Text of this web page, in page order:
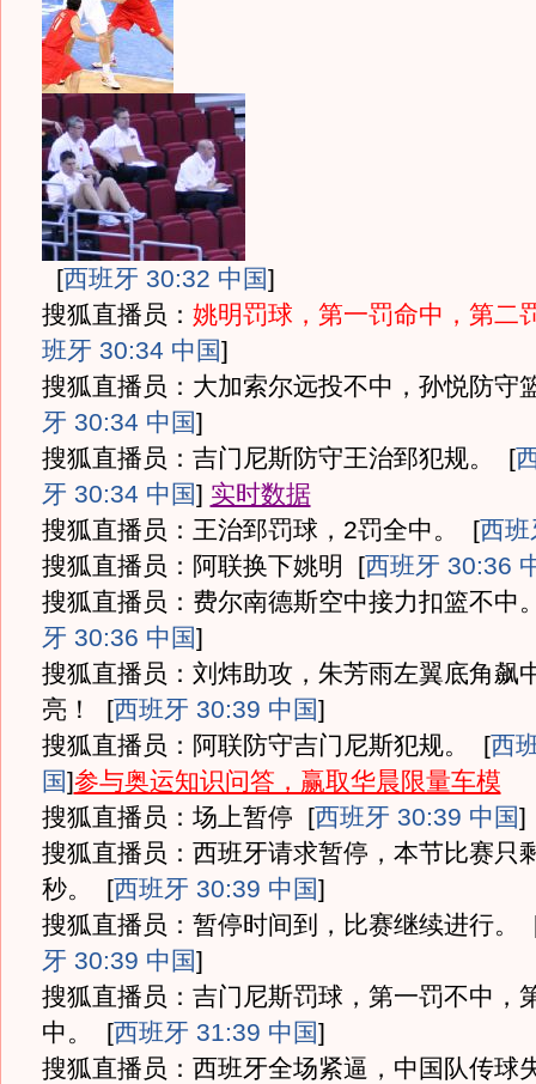
[西班牙 30:32 中国]
搜狐直播员： 姚明罚球，第一罚命中，第二
班牙 30:34 中国]
搜狐直播员：大加索尔远投不中，孙悦防守
牙 30:34 中国]
搜狐直播员：吉门尼斯防守王治郅犯规。
[
牙 30:34 中国] 实时数据
搜狐直播员：王治郅罚球，2罚全中。
[西班
搜狐直播员：阿联换下姚明
[西班牙 30:36
搜狐直播员：费尔南德斯空中接力扣篮不中
牙 30:36 中国]
搜狐直播员：刘炜助攻，朱芳雨左翼底角飙
亮！
[西班牙 30:39 中国]
搜狐直播员：阿联防守吉门尼斯犯规。
[西
国]参与奥运知识问答，赢取华晨限量车模
搜狐直播员：场上暂停 [西班牙 30:39 中国]
搜狐直播员：西班牙请求暂停，本节比赛只
秒。
[西班牙 30:39 中国]
搜狐直播员：暂停时间到，比赛继续进行。
牙 30:39 中国]
搜狐直播员：吉门尼斯罚球，第一罚不中，
中。
[西班牙 31:39 中国]
搜狐直播员：西班牙全场紧逼，中国队传球